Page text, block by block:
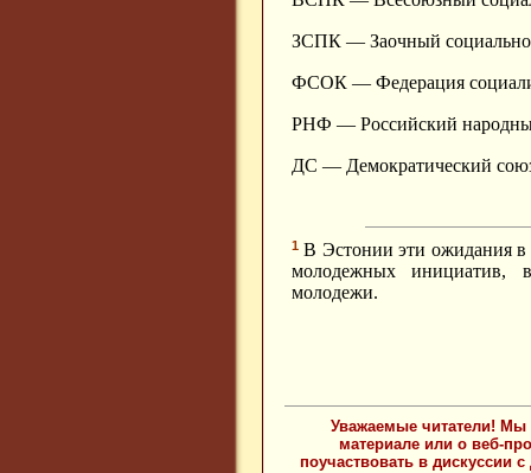
ЗСПК — Заочный
ФСОК — Федерация
РНФ — Российский
ДС — Демократический
1 В Эстонии эти ожидания в
молодежных инициатив, в
молодежи.
Уважаемые читатели! Мы
материале или о веб-
поучаствовать в дискуссии